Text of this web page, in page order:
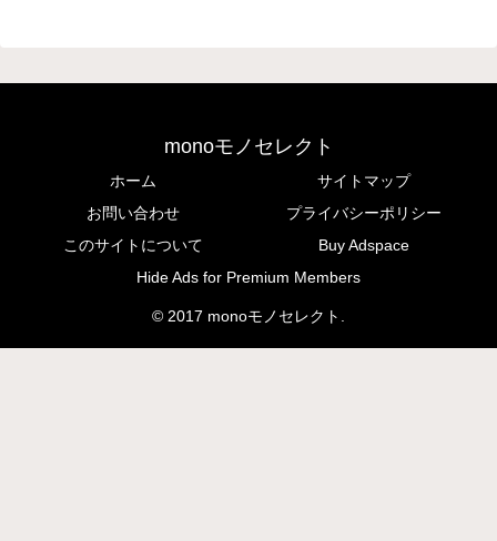
monoモノセレクト
ホーム
サイトマップ
お問い合わせ
プライバシーポリシー
このサイトについて
Buy Adspace
Hide Ads for Premium Members
© 2017 monoモノセレクト.